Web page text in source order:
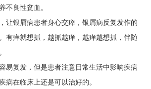
不良性贫血。
让银屑病患者身心交瘁，银屑病反复发作的
有痒就想抓，越抓越痒，越痒越想抓，伴随
易复发，但是患者注意日常生活中影响疾病
病在临床上还是可以治好的。